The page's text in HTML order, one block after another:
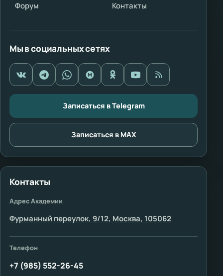
Форум Контакты
Мы в социальных сетях
Записаться в Telegram
Записаться в MAX
Контакты
Адрес Академии
Фурманный переулок, 9/12, Москва, 105062
Телефон
+7 (985) 552-26-45